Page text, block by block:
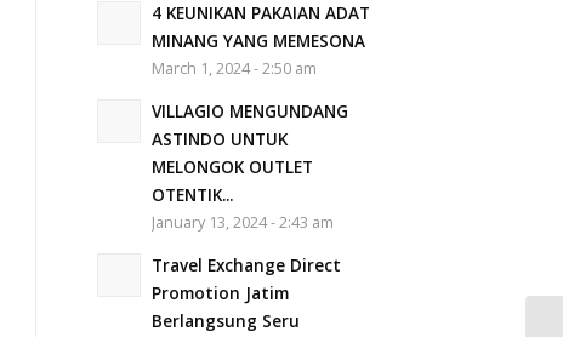
4 KEUNIKAN PAKAIAN ADAT
MINANG YANG MEMESONA
March 1, 2024 - 2:50 am
VILLAGIO MENGUNDANG
ASTINDO UNTUK
MELONGOK OUTLET
OTENTIK...
January 13, 2024 - 2:43 am
Travel Exchange Direct
Promotion Jatim
Berlangsung Seru